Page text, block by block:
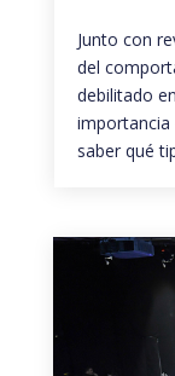
Junto con
del
debilitado
importancia
saber qué